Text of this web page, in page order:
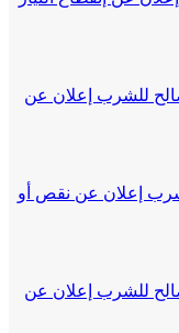
للشرب إعلان عن
إعلان عن نقص أو
للشرب إعلان عن